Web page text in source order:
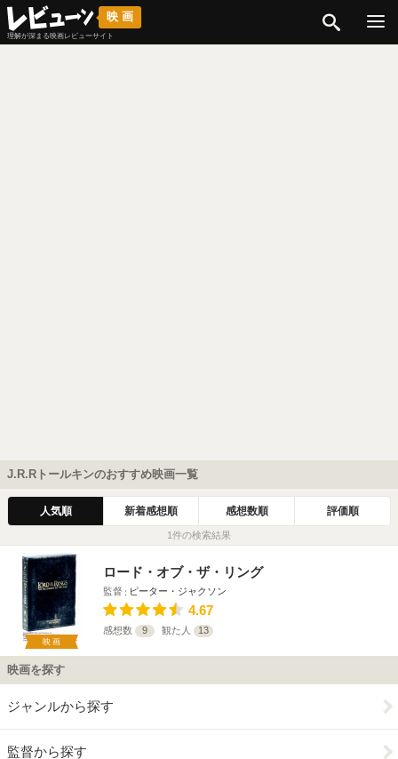
映画
理解が深まる映画レビューサイト
J.R.Rトールキンのおすすめ映画一覧
人気順 新着感想順 感想数順 評価順
1件の検索結果
映画
ロード・オブ・ザ・リング
監督 ピーター・ジャクソン
4.67
感想数 9 観た人 13
映画を探す
ジャンルから探す
監督から探す